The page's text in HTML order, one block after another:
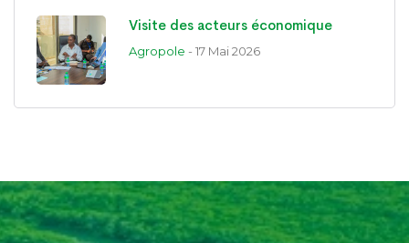
Visite des acteurs économique
Agropole - 17 Mai 2026